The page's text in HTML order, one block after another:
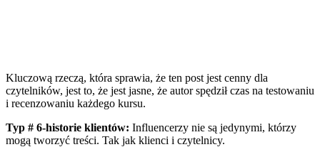
Kluczową rzeczą, która sprawia, że ten post jest cenny dla
czytelników, jest to, że jest jasne, że autor spędził czas na testowaniu
i recenzowaniu każdego kursu.
Typ # 6-historie klientów: Influencerzy nie są jedynymi, którzy
mogą tworzyć treści. Tak jak klienci i czytelnicy.